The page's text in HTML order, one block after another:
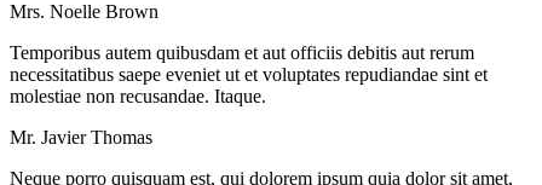
Mrs. Noelle Brown
Temporibus autem quibusdam et aut officiis debitis aut rerum
necessitatibus saepe eveniet ut et voluptates repudiandae sint et
molestiae non recusandae. Itaque.
Mr. Javier Thomas
Neque porro quisquam est, qui dolorem ipsum quia dolor sit amet,